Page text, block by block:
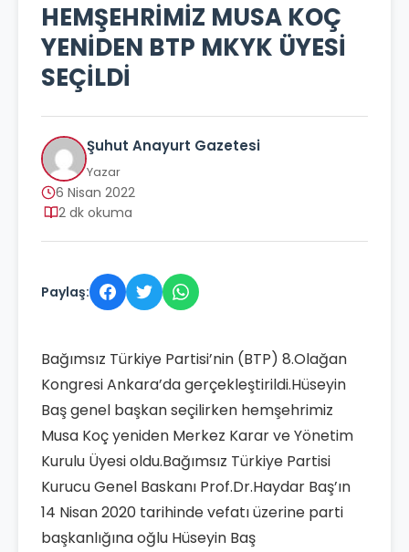
HEMŞEHRİMİZ MUSA KOÇ
YENİDEN BTP MKYK ÜYESİ
SEÇİLDİ
Şuhut Anayurt Gazetesi
Yazar
6 Nisan 2022
2 dk okuma
Paylaş:
Bağımsız Türkiye Partisi’nin (BTP) 8.Olağan
Kongresi Ankara’da gerçekleştirildi.Hüseyin
Baş genel başkan seçilirken hemşehrimiz
Musa Koç yeniden Merkez Karar ve Yönetim
Kurulu Üyesi oldu.Bağımsız Türkiye Partisi
Kurucu Genel Baskanı Prof.Dr.Haydar Baş’ın
14 Nisan 2020 tarihinde vefatı üzerine parti
başkanlığına oğlu Hüseyin Baş